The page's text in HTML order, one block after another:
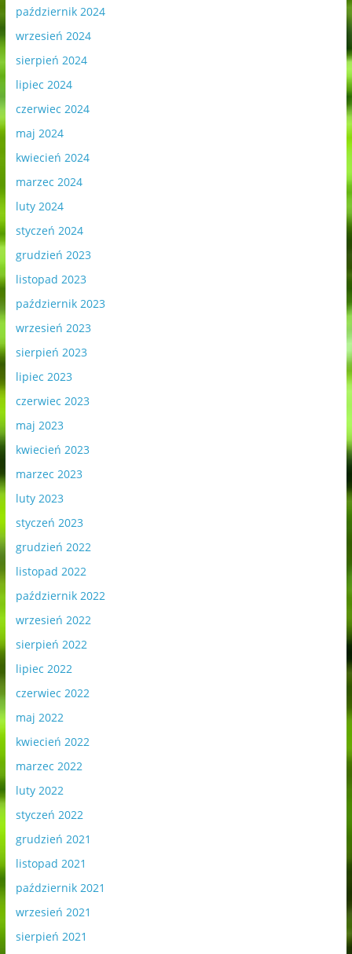
październik 2024
wrzesień 2024
sierpień 2024
lipiec 2024
czerwiec 2024
maj 2024
kwiecień 2024
marzec 2024
luty 2024
styczeń 2024
grudzień 2023
listopad 2023
październik 2023
wrzesień 2023
sierpień 2023
lipiec 2023
czerwiec 2023
maj 2023
kwiecień 2023
marzec 2023
luty 2023
styczeń 2023
grudzień 2022
listopad 2022
październik 2022
wrzesień 2022
sierpień 2022
lipiec 2022
czerwiec 2022
maj 2022
kwiecień 2022
marzec 2022
luty 2022
styczeń 2022
grudzień 2021
listopad 2021
październik 2021
wrzesień 2021
sierpień 2021